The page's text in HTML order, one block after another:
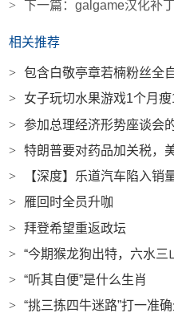
> 下一篇：galgame汉化补丁
相关推荐
>
包含白敬亭章若楠粉丝全
>
女子玩切水果游戏1个月瘦
>
参加总理经济形势座谈会的三
>
特朗普要对药品加关税，美市场
>
【深度】乐道汽车陷入销
>
雁回时全员升咖
>
拜登希望重返政坛
>
“今期猴龙狗出特，六水
>
“听其自便”是什么生肖
>
“挑三拣四牛迷路”打一准